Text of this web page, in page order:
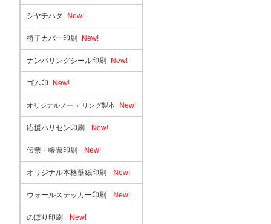
シヤチハタ New!
椅子カバー印刷 New!
ナンバリングシール印刷 New!
ゴム印 New!
オリジナルノート リング製本 New!
応援ハリセン印刷 New!
伝票・帳票印刷 New!
オリジナル本格壁紙印刷 New!
ウォールステッカー印刷 New!
のぼり印刷 New!